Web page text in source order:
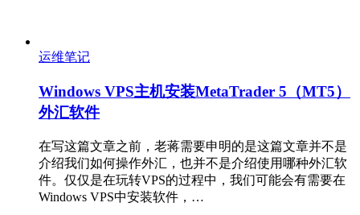
运维笔记
Windows VPS主机安装MetaTrader 5（MT5）
外汇软件
在写这篇文章之前，老蒋需要申明的是这篇文章并不是
介绍我们如何操作外汇，也并不是介绍使用哪种外汇软
件。仅仅是在玩转VPS的过程中，我们可能会有需要在
Windows VPS中安装软件，…